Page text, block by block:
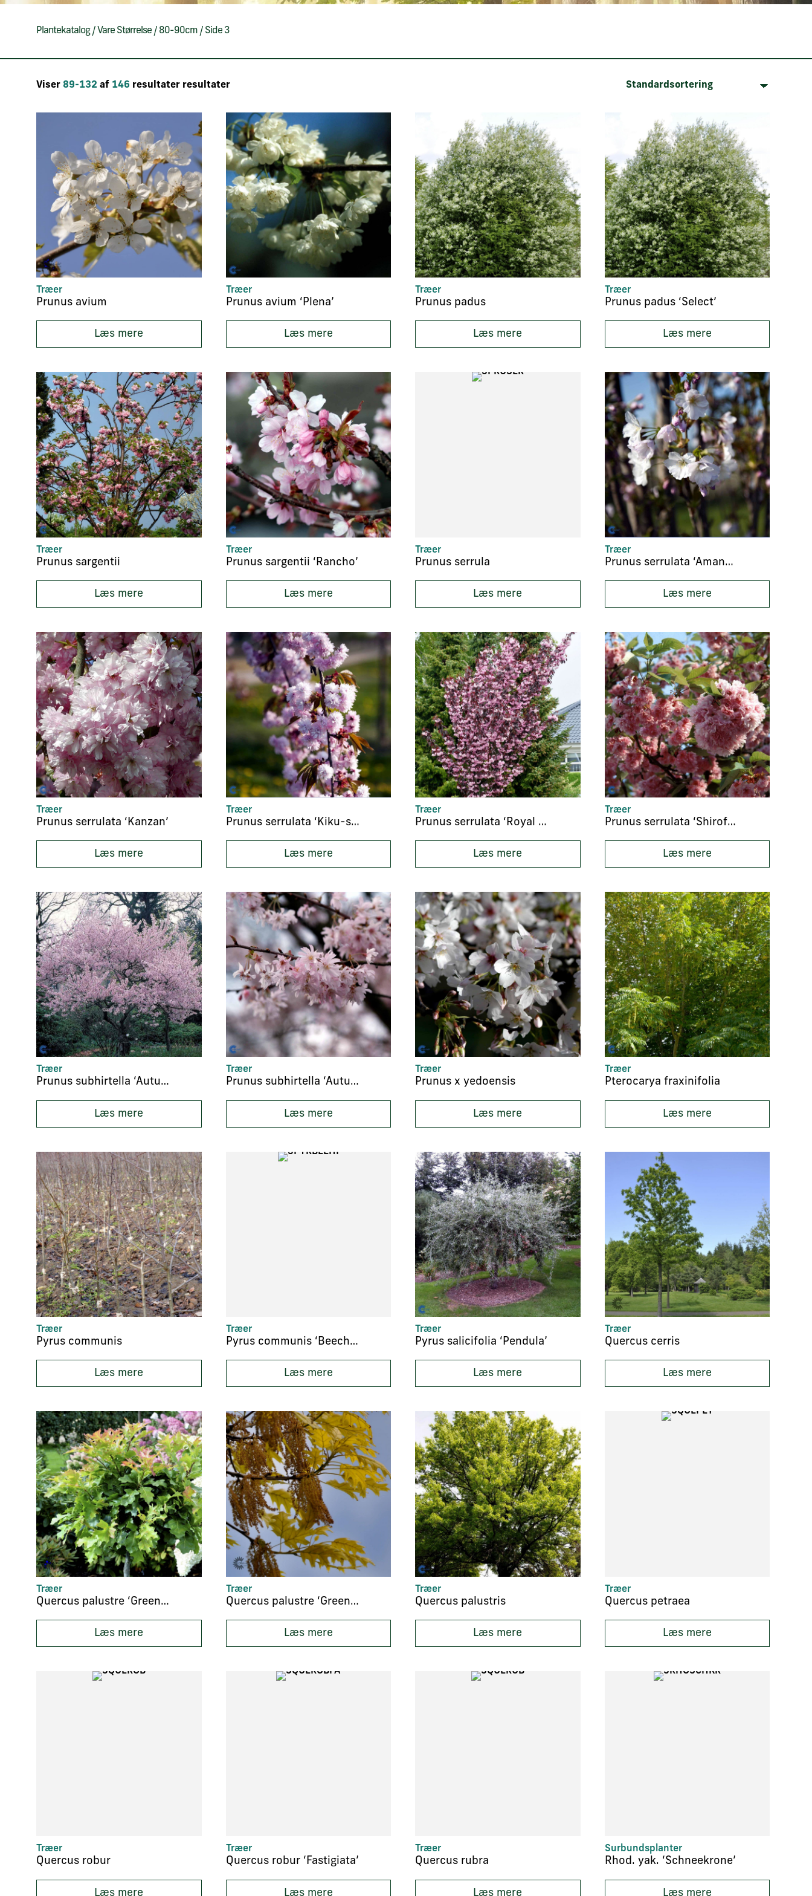
Plantekatalog/ Vare Størrelse / 80-90cm / Side 3
Viser 89-132 af 146 resultater resultater
Træer
Prunus avium
Læs mere
Træer
Prunus avium ‘Plena’
Læs mere
Træer
Prunus padus
Læs mere
Træer
Prunus padus ‘Select’
Læs mere
Træer
Prunus sargentii
Læs mere
Træer
Prunus sargentii ‘Rancho’
Læs mere
Træer
Prunus serrula
Læs mere
Træer
Prunus serrulata ‘Amanogawa’
Læs mere
Træer
Prunus serrulata ‘Kanzan’
Læs mere
Træer
Prunus serrulata ‘Kiku-shidare’
Læs mere
Træer
Prunus serrulata ‘Royal Burgundy’
Læs mere
Træer
Prunus serrulata ‘Shirofugen’
Læs mere
Træer
Prunus subhirtella ‘Autumnalis Rosea’
Læs mere
Træer
Prunus subhirtella ‘Autumnalis’
Læs mere
Træer
Prunus x yedoensis
Læs mere
Træer
Pterocarya fraxinifolia
Læs mere
Træer
Pyrus communis
Læs mere
Træer
Pyrus communis ‘Beech Hill’
Læs mere
Træer
Pyrus salicifolia ‘Pendula’
Læs mere
Træer
Quercus cerris
Læs mere
Træer
Quercus palustre ‘Green Dwarf’
Læs mere
Træer
Quercus palustre ‘Green Pillar’
Læs mere
Træer
Quercus palustris
Læs mere
Træer
Quercus petraea
Læs mere
Træer
Quercus robur
Læs mere
Træer
Quercus robur ‘Fastigiata’
Læs mere
Træer
Quercus rubra
Læs mere
Surbundsplanter
Rhod. yak. ‘Schneekrone’
Læs mere